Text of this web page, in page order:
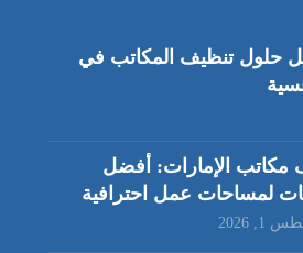
حلول تنظيف المكاتب في
مكاتب الإمارات: أفضل
لمساحات عمل احترافية
1, 2026